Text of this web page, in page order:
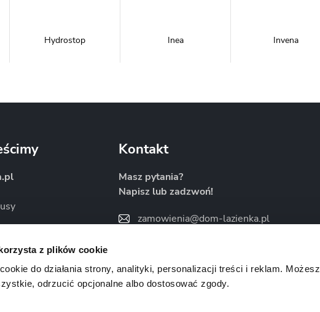
z plików cookie
do działania strony, analityki, personalizacji treści i reklam. Możesz
odrzucić opcjonalne albo dostosować zgody.
Hydrostop Inea Invena
Vertisso
- 16:00
Kontakt
Masz pytania?
Napisz lub zadzwoń!
zamowienia@dom-lazienka.pl
Znajdź nas na